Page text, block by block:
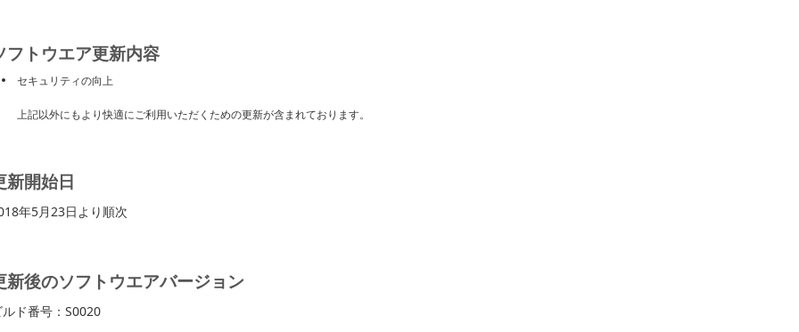
フトウエア更新内容
セキュリティの向上
上記以外にもより快適にご利用いただくための更新が含まれております。
新開始日
年5月23日より順次
新後のソフトウエアバージョン
ド番号：S0020